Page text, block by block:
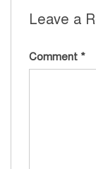
Leave a
Comment *